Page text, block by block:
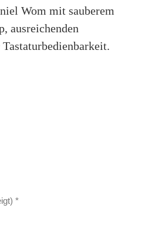
Wom mit sauberem
ausreichenden